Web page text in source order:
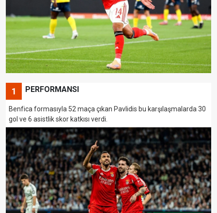
1 PERFORMANSI
Benfica formasıyla 52 maça çıkan Pavlidis bu karşılaşmalarda 30
gol ve 6 asistlik skor katkısı verdi.